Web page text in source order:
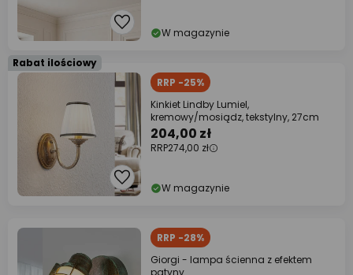
W magazynie
Rabat ilościowy
RRP -25%
Kinkiet Lindby Lumiel,
kremowy/mosiądz, tekstylny, 27cm
204,00 zł
RRP274,00 zł
W magazynie
RRP -28%
Giorgi - lampa ścienna z efektem
patyny